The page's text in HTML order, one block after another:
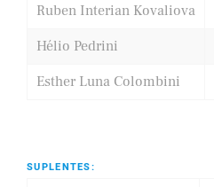
Ruben Interian Kovaliova
Hélio Pedrini
Esther Luna Colombini
SUPLENTES: